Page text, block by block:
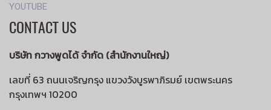
YOUTUBE
CONTACT US
บริษัท กวางพูดได้ จำกัด (สำนักงานใหญ่)
เลขที่ 63 ถนนเจริญกรุง แขวงวังบูรพาภิรมย์ เขตพระนคร
กรุงเทพฯ 10200